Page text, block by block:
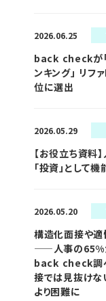
2026.06.25
back checkが
ンキング」 リフ
位に選出
2026.05.29
【お役立ち資料
「投資」として
2026.05.20
構造化面接や適
——人事の65%
back check調
接では見抜けな
より困難に